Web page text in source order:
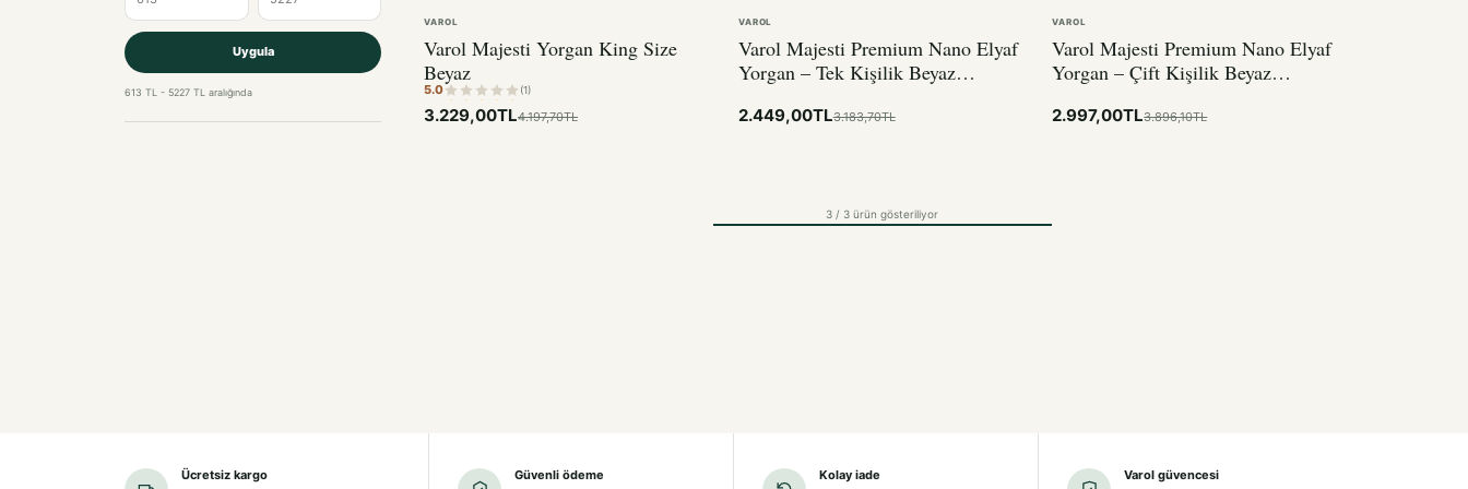
Uygula
613 TL - 5227 TL aralığında
VAROL
Varol Majesti Yorgan King Size
Beyaz
5.0 (1)
3.229,00TL4.197,70TL
VAROL
Varol Majesti Premium Nano Elyaf
Yorgan – Tek Kişilik Beyaz
2.449,00TL3.183,70TL
VAROL
Varol Majesti Premium Nano Elyaf
Yorgan – Çift Kişilik Beyaz
2.997,00TL3.896,10TL
3 / 3 ürün gösteriliyor
Ücretsiz kargo Güvenli ödeme Kolay iade Varol güvencesi